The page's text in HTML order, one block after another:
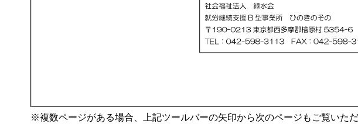
※複数ページがある場合、上記ツールバーの矢印から次のページもご覧いただ